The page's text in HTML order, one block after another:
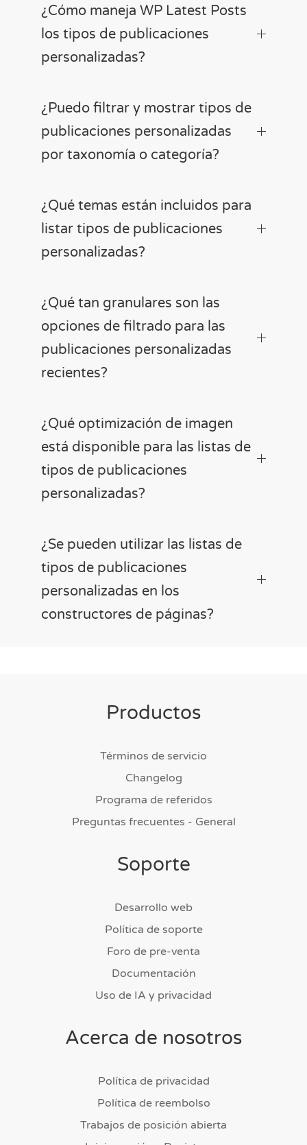
¿Cómo maneja WP Latest Posts
los tipos de publicaciones
personalizadas?
¿Puedo filtrar y mostrar tipos de
publicaciones personalizadas
por taxonomía o categoría?
¿Qué temas están incluidos para
listar tipos de publicaciones
personalizadas?
¿Qué tan granulares son las
opciones de filtrado para las
publicaciones personalizadas
recientes?
¿Qué optimización de imagen
está disponible para las listas de
tipos de publicaciones
personalizadas?
¿Se pueden utilizar las listas de
tipos de publicaciones
personalizadas en los
constructores de páginas?
Productos
Términos de servicio
Changelog
Programa de referidos
Preguntas frecuentes - General
Soporte
Desarrollo web
Política de soporte
Foro de pre-venta
Documentación
Uso de IA y privacidad
Acerca de nosotros
Política de privacidad
Política de reembolso
Trabajos de posición abierta